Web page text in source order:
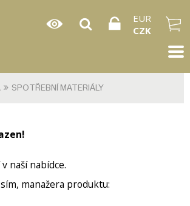
EUR
CZK
SPOTŘEBNÍ MATERIÁLY
naší nabídce.
manažera produktu: